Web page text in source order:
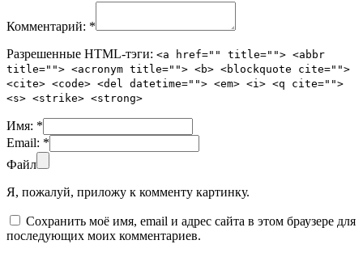
Комментарий: *
Разрешенные HTML-тэги: <a href="" title=""> <abbr
title=""> <acronym title=""> <b> <blockquote cite="">
<cite> <code> <del datetime=""> <em> <i> <q cite="">
<s> <strike> <strong>
Имя: *
Email: *
Файл
Я, пожалуй, приложу к комменту картинку.
Сохранить моё имя, email и адрес сайта в этом браузере для
последующих моих комментариев.